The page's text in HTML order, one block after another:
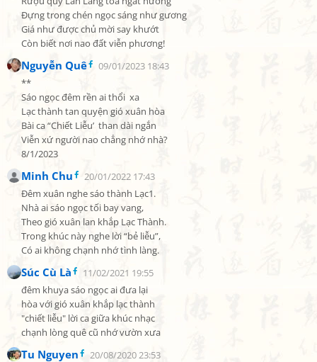
Đựng trong chén ngọc sáng như gương
Giá như được chủ mời say khướt
Còn biết nơi nao đất viễn phương!
Nguyễn Quê
09/01/2023 18:43
**
Sáo ngọc đêm rền ai thổi  xa
Lạc thành tan quyện gió xuân hòa
Bài ca “Chiết Liễu’  than dài ngắn
Viễn xứ người nao chẳng nhớ nhà?
8/1/2023
Minh Chu
20/01/2022 17:43
Đêm xuân nghe sáo thành Lạc1.
Nhà ai sáo ngọc tối bay vang,
Theo gió xuân lan khắp Lạc Thành.
Trong khúc này nghe lời “bẻ liễu”,
Có ai không chạnh nhớ tình làng.
Súc Cù Là
11/02/2021 19:55
đêm khuya sáo ngọc ai đưa lại
hòa với gió xuân khắp lạc thành
"chiết liễu" lời ca giữa khúc nhạc
chạnh lòng quê cũ nhớ vườn xưa
Tu Nguyen
20/08/2020 23:53